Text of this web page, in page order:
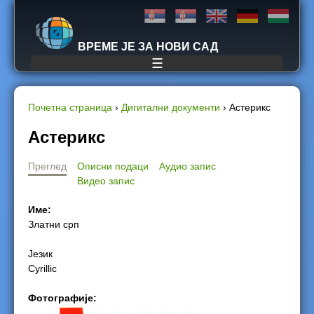
Jump to navigation
ВРЕМЕ ЈЕ ЗА НОВИ САД
☰
Y
o
a
r
e
h
Почетна страница › Дигитални документи › Астерикс
Астерикс
Преглед Описни подаци
Аудио запис
Видео запис
Име:
Златни срп
Језик
Cyrillic
Фотографије: